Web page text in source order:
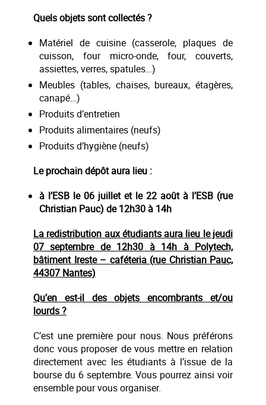
Quels objets sont collectés ?
Matériel de cuisine (casserole, plaques de
cuisson, four micro-onde, four, couverts,
assiettes, verres, spatules…)
Meubles (tables, chaises, bureaux, étagères,
canapé…)
Produits d’entretien
Produits alimentaires (neufs)
Produits d’hygiène (neufs)
Le prochain dépôt aura lieu :
à l’ESB le 06 juillet et le 22 août à l’ESB (rue
Christian Pauc) de 12h30 à 14h
La redistribution aux étudiants aura lieu le jeudi
07 septembre de 12h30 à 14h à Polytech,
bâtiment Ireste – caféteria (rue Christian Pauc,
44307 Nantes)
Qu’en est-il des objets encombrants et/ou
lourds ?
C’est une première pour nous. Nous préférons
donc vous proposer de vous mettre en relation
directement avec les étudiants à l’issue de la
bourse du 6 septembre. Vous pourrez ainsi voir
ensemble pour vous organiser.